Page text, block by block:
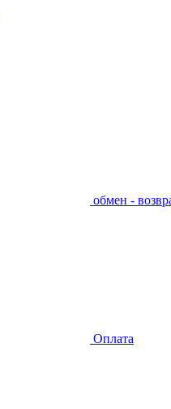
обмен -
Оплата